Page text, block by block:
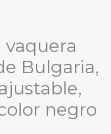
vaquera
Bulgaria,
negro